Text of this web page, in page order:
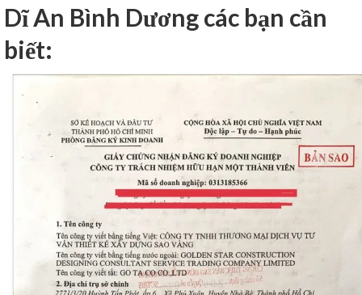
Dĩ An Bình Dương các bạn cần
biết: